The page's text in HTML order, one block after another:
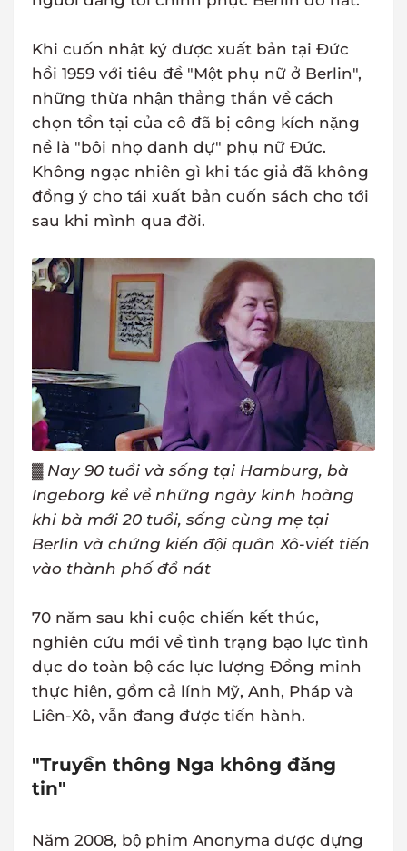
Khi cuốn nhật ký được xuất bản tại Đức
hồi 1959 với tiêu đề "Một phụ nữ ở Berlin",
những thừa nhận thẳng thắn về cách
chọn tồn tại của cô đã bị công kích nặng
nề là "bôi nhọ danh dự" phụ nữ Đức.
Không ngạc nhiên gì khi tác giả đã không
đồng ý cho tái xuất bản cuốn sách cho tới
sau khi mình qua đời.
▓ Nay 90 tuổi và sống tại Hamburg, bà
Ingeborg kể về những ngày kinh hoàng
khi bà mới 20 tuổi, sống cùng mẹ tại
Berlin và chứng kiến đội quân Xô-viết tiến
vào thành phố đổ nát
70 năm sau khi cuộc chiến kết thúc,
nghiên cứu mới về tình trạng bạo lực tình
dục do toàn bộ các lực lượng Đồng minh
thực hiện, gồm cả lính Mỹ, Anh, Pháp và
Liên-Xô, vẫn đang được tiến hành.
"Truyền thông Nga không đăng
tin"
Năm 2008, bộ phim Anonyma được dựng